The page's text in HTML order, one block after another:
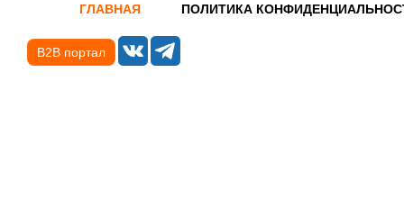
ГЛАВНАЯ ПОЛИТИКА
B2B портал